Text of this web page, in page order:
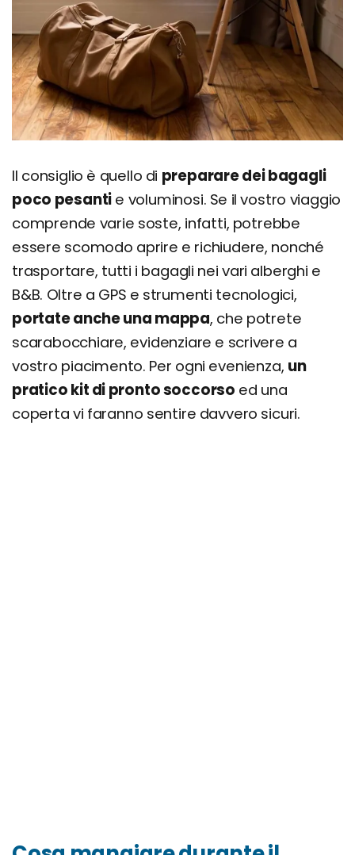
Il consiglio è quello di preparare dei bagagli
poco pesanti e voluminosi. Se il vostro viaggio
comprende varie soste, infatti, potrebbe
essere scomodo aprire e richiudere, nonché
trasportare, tutti i bagagli nei vari alberghi e
B&B. Oltre a GPS e strumenti tecnologici,
portate anche una mappa, che potrete
scarabocchiare, evidenziare e scrivere a
vostro piacimento. Per ogni evenienza, un
pratico kit di pronto soccorso ed una
coperta vi faranno sentire davvero sicuri.